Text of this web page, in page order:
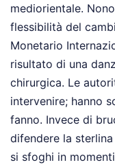
mediorientale.
flessibilità del
Monetario
risultato di una
chirurgica. Le
intervenire; hanno
fanno. Invece di
difendere la
si sfoghi in